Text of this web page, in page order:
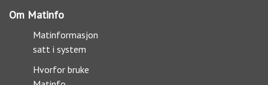
Om Matinfo
Matinformasjon
satt i system
Hvorfor bruke